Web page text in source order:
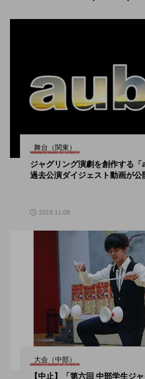
舞台（関東）
ジャグリング演劇を創作する
過去公演ダイジェスト動画が公
2019.11.08
大会（中部）
【中止】「第六回 中部学生ジ